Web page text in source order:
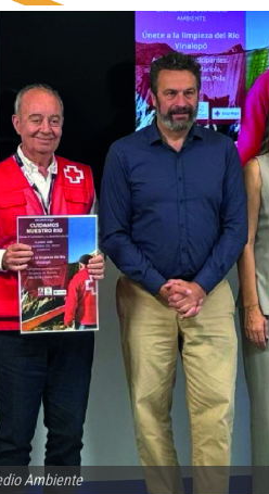
Ambiente